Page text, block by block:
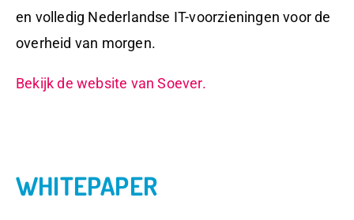
en volledig Nederlandse IT-voorzieningen voor de
overheid van morgen.
Bekijk de website van Soever.
WHITEPAPER